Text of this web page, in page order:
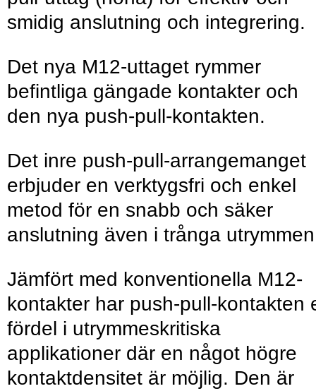
smidig anslutning och integrering.
Det nya M12-uttaget rymmer
befintliga gängade kontakter och
den nya push-pull-kontakten.
Det inre push-pull-arrangemanget
erbjuder en verktygsfri och enkel
metod för en snabb och säker
anslutning även i trånga
Jämfört med konventionella M12-
kontakter har push-pull-kontakten
fördel i utrymmeskritiska
applikationer där en något högre
kontaktdensitet är möjlig. Den är